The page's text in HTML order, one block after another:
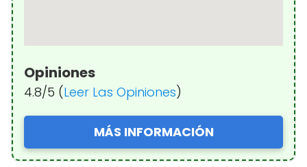
Opiniones
4.8/5 (Leer Las Opiniones)
MÁS INFORMACIÓN